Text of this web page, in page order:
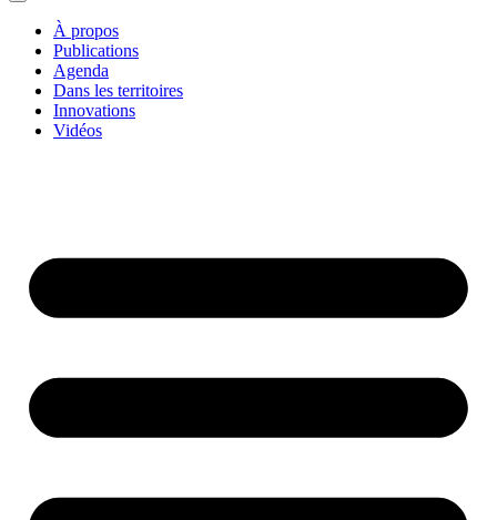
À propos
Publications
Agenda
Dans les territoires
Innovations
Vidéos